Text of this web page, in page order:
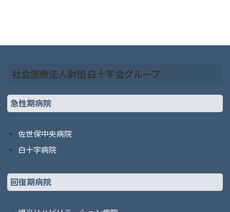
社会医療法人財団 白十字会グループ
急性期病院
佐世保中央病院
白十字病院
回復期病院